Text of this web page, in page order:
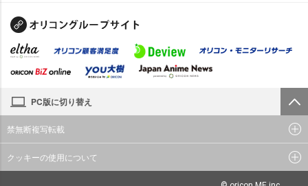
PC版に切り替え
禁無断複写転載
クッキーの使用について